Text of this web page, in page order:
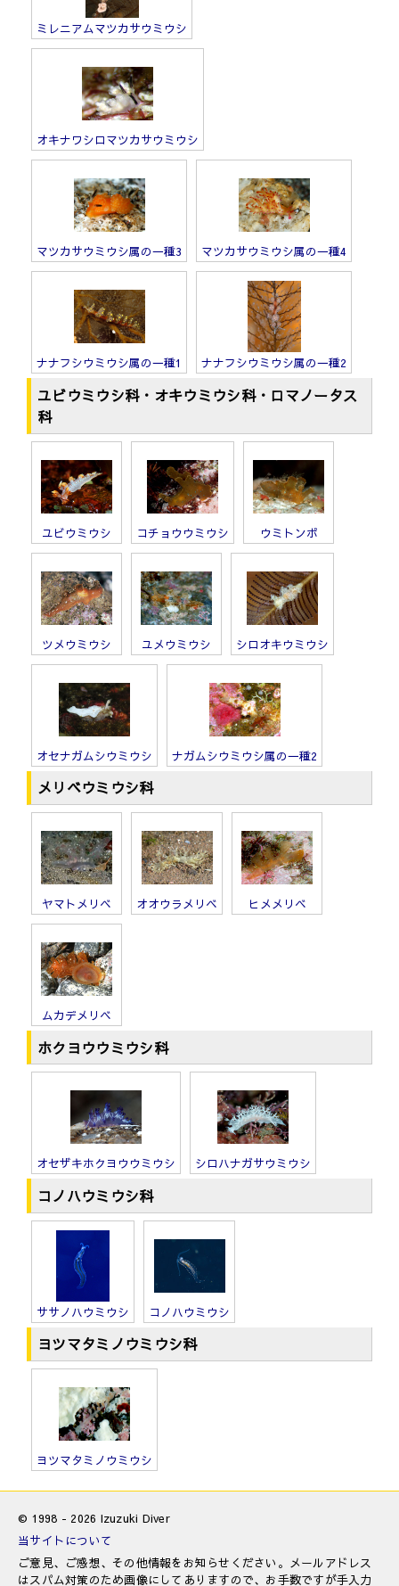
ミレニアムマツカサウミウシ
オキナワシロマツカサウミウシ
マツカサウミウシ属の一種3 マツカサウミウシ属の一種4
ナナフシウミウシ属の一種1 ナナフシウミウシ属の一種2
ユビウミウシ科・オキウミウシ科・ロマノータス
科
ユビウミウシ コチョウウミウシ ウミトンボ
ツメウミウシ ユメウミウシ シロオキウミウシ
オセナガムシウミウシ ナガムシウミウシ属の一種2
メリベウミウシ科
ヤマトメリベ オオウラメリベ ヒメメリベ
ムカデメリベ
ホクヨウウミウシ科
オセザキホクヨウウミウシ シロハナガサウミウシ
コノハウミウシ科
ササノハウミウシ コノハウミウシ
ヨツマタミノウミウシ科
ヨツマタミノウミウシ
© 1998 - 2026 Izuzuki Diver
当サイトについて
ご意見、ご感想、その他情報をお知らせください。メールアドレス
はスパム対策のため画像にしてありますので、お手数ですが手入力